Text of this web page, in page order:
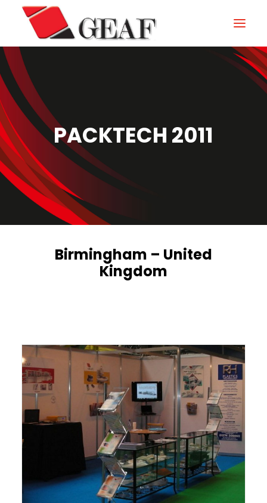
HOME
AZIENDA
KNOW-HOW
I NOSTRI SETTORI
CONTATTI
NEWS ED EVENTI
DOWNLOAD
ITALIANO
PACKTECH 2011
Birmingham – United
Kingdom